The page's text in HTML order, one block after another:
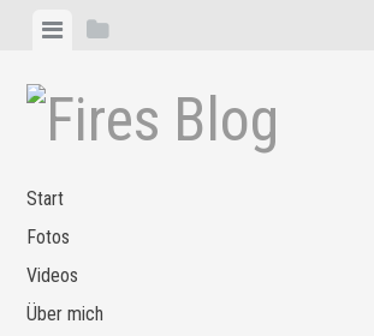
Zum
springen
MenüSeitenleiste
Start
Fotos
Videos
Über mich